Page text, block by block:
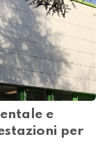
e
per